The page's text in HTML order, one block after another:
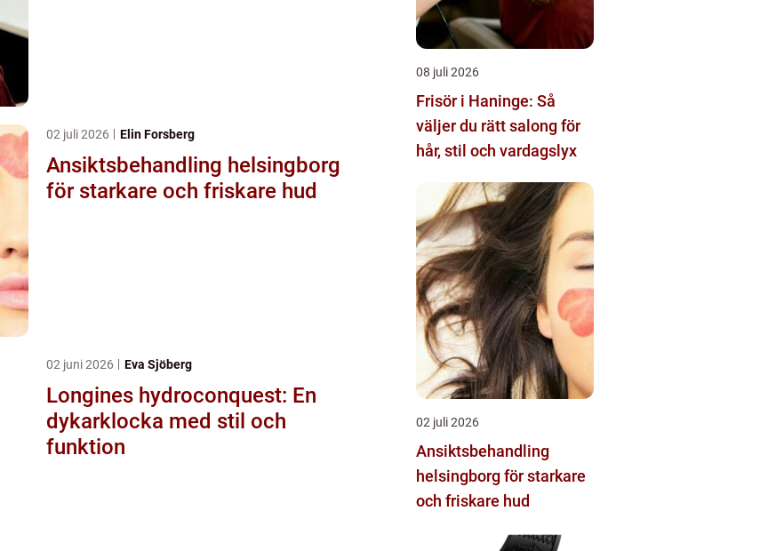
02 juli 2026 Elin Forsberg
Ansiktsbehandling helsingborg
för starkare och friskare hud
02 juni 2026 Eva Sjöberg
Longines hydroconquest: En
dykarklocka med stil och
funktion
08 juli 2026
Frisör i Haninge: Så
väljer du rätt salong för
hår, stil och vardagslyx
02 juli 2026
Ansiktsbehandling
helsingborg för starkare
och friskare hud